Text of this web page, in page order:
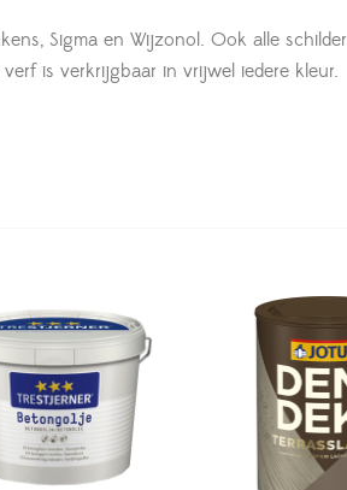
Sigma en Wijzonol. Ook alle schilder
is verkrijgbaar in vrijwel iedere kleur.